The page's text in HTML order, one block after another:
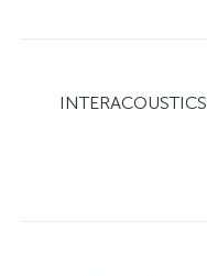
INTERACOUSTICS